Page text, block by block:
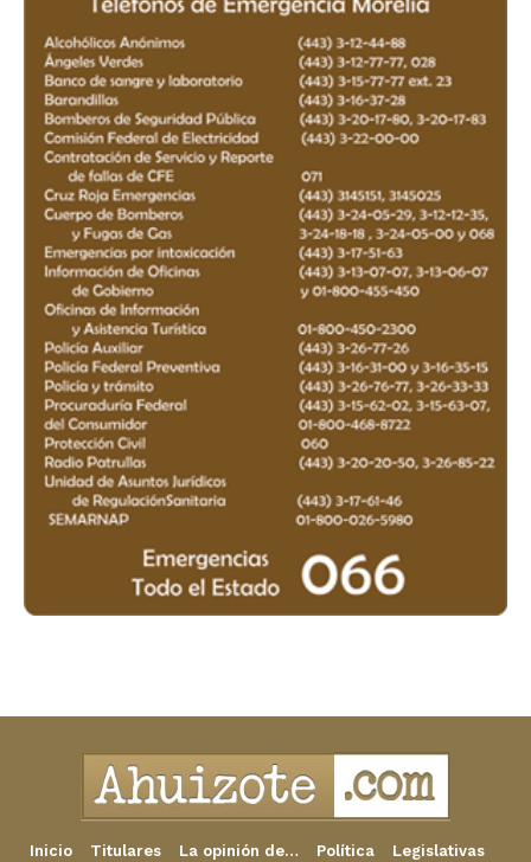
Inicio Titulares La opinión de… Política Legislativas